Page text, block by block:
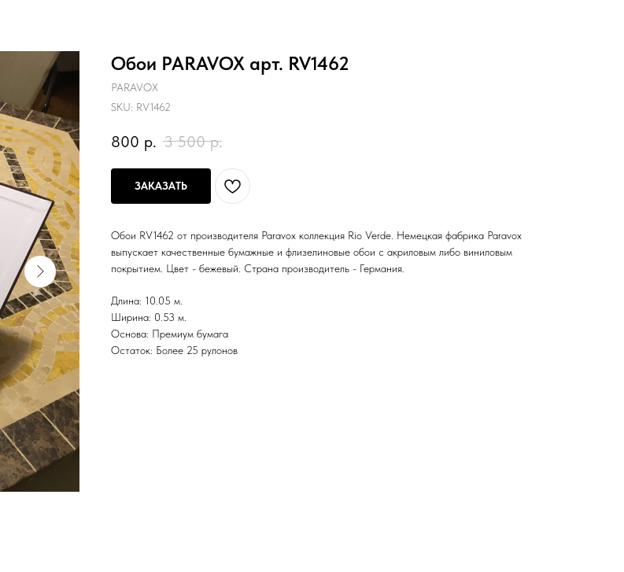
Обои PARAVOX арт. RV1462
PARAVOX
SKU: RV1462
800 р. 3 500 р.
ЗАКАЗАТЬ
Обои RV1462 от производителя Paravox коллекция Rio Verde. Немецкая фабрика Paravox
выпускает качественные бумажные и флизелиновые обои с акриловым либо виниловым
покрытием. Цвет - бежевый. Страна производитель - Германия.
Длина: 10.05 м.
Ширина: 0.53 м.
Основа: Премиум бумага
Остаток: Более 25 рулонов